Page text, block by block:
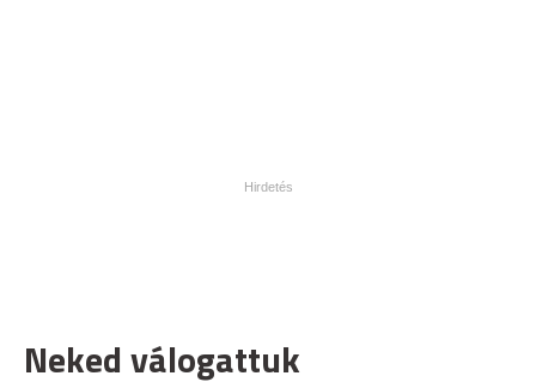
Neked válogattuk